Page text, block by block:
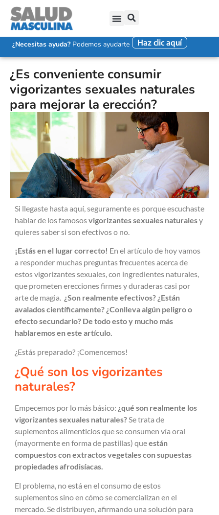
¿Necesitas ayuda?Podemos ayudarte Haz clic aquí
¿Es conveniente consumir
vigorizantes sexuales naturales
para mejorar la erección?
Si llegaste hasta aquí, seguramente es porque escuchaste
hablar de los famososvigorizantes sexuales naturalesy
quieres saber si son efectivos o no.
¡Estás en el lugar correcto! En el artículo de hoy vamos
a responder muchas preguntas frecuentes acerca de
estos vigorizantes sexuales, con ingredientes naturales,
que prometen erecciones firmes y duraderas casi por
arte de magia. ¿Son realmente efectivos? ¿Están
avalados científicamente? ¿Conlleva algún peligro o
efecto secundario? De todo esto y mucho más
hablaremos en este artículo.
¿Estás preparado? ¡Comencemos!
¿Qué son los vigorizantes
naturales?
Empecemos por lo más básico: ¿qué son realmente los
vigorizantes sexuales naturales?Se trata de
suplementos alimenticios que se consumen vía oral
(mayormente en forma de pastillas) queestán
compuestos con extractos vegetalescon supuestas
propiedades afrodisíacas.
El problema, no está en el consumo de estos
suplementos sino en cómo se comercializan en el
mercado. Se distribuyen, afirmando una solución para